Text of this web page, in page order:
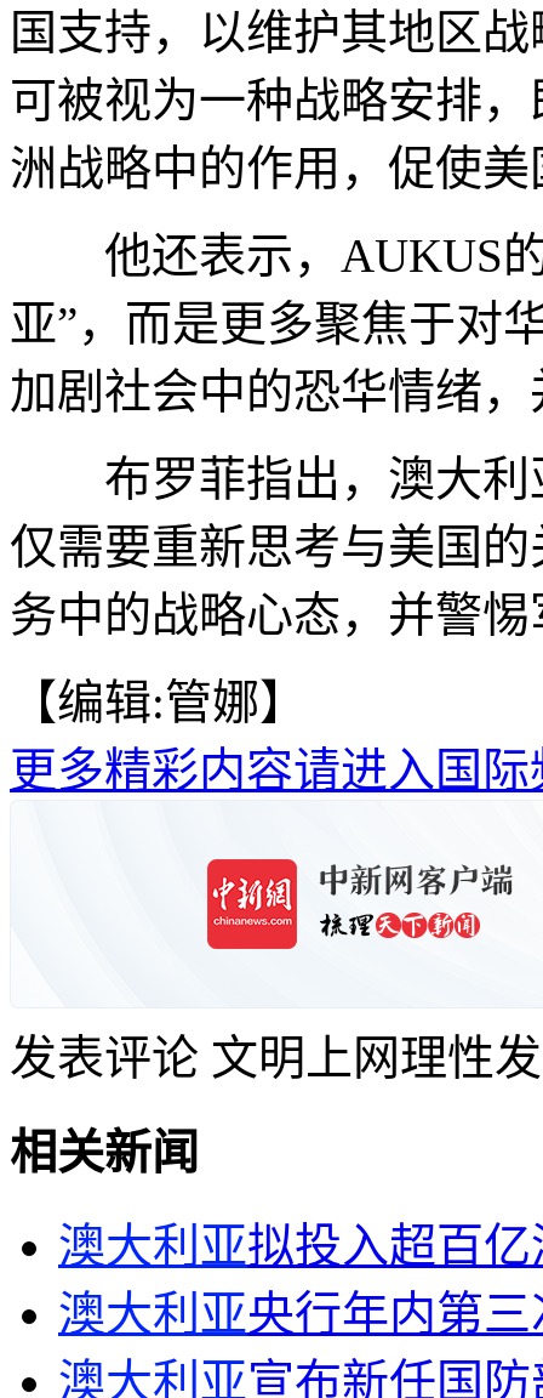
国支持，以维护其地区
可被视为一种战略安排
洲战略中的作用，促使
他还表示，AUKUS的
亚”，而是更多聚焦于对
加剧社会中的恐华情绪
布罗菲指出，澳大利
仅需要重新思考与美国
务中的战略心态，并警
【编辑:管娜】
更多精彩内容请进入国际
发表评论 文明上网理性
相关新闻
澳大利亚拟投入超百
澳大利亚央行年内第
澳大利亚宣布新任国